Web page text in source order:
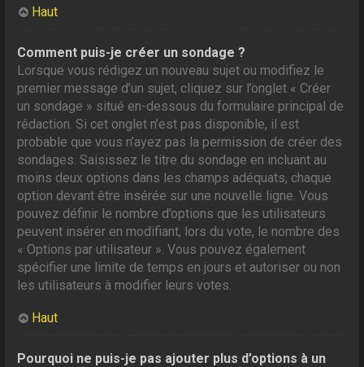
Haut
Comment puis-je créer un sondage ?
Lorsque vous rédigez un nouveau sujet ou modifiez le
premier message d’un sujet, cliquez sur l’onglet « Créer
un sondage » situé en-dessous du formulaire principal de
rédaction. Si cet onglet n’est pas disponible, il est
probable que vous n’ayez pas la permission de créer des
sondages. Saisissez le titre du sondage en incluant au
moins deux options dans les champs adéquats, chaque
option devant être insérée sur une nouvelle ligne. Vous
pouvez définir le nombre d’options que les utilisateurs
peuvent insérer en modifiant, lors du vote, le nombre des
« Options par utilisateur ». Vous pouvez également
spécifier une limite de temps en jours et autoriser ou non
les utilisateurs à modifier leurs votes.
Haut
Pourquoi ne puis-je pas ajouter plus d’options à un